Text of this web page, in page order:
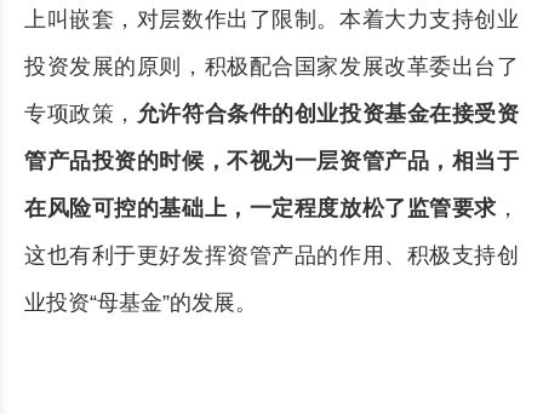
上叫嵌套，对层数作出了限制。本着大力支持创业
投资发展的原则，积极配合国家发展改革委出台了
专项政策， 允许符合条件的创业投资基金在接受资
管产品投资的时候，不视为一层资管产品，相当于
在风险可控的基础上，一定程度放松了监管要求 ，
这也有利于更好发挥资管产品的作用、积极支持创
业投资“母基金”的发展。